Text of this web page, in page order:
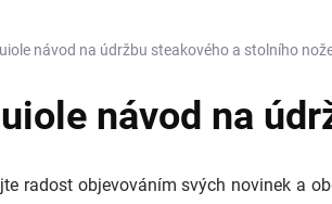
návod na údržbu steakového a stolního
návod na
radost objevováním svých novinek a